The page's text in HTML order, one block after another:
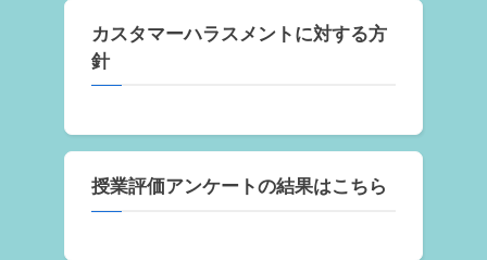
カスタマーハラスメントに対する方
針
授業評価アンケートの結果はこちら